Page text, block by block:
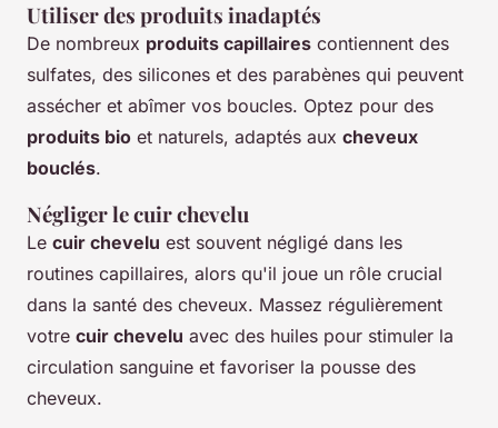
Utiliser des produits inadaptés
De nombreux produits capillaires contiennent des
sulfates, des silicones et des parabènes qui peuvent
assécher et abîmer vos boucles. Optez pour des
produits bio et naturels, adaptés aux cheveux
bouclés.
Négliger le cuir chevelu
Le cuir chevelu est souvent négligé dans les
routines capillaires, alors qu'il joue un rôle crucial
dans la santé des cheveux. Massez régulièrement
votre cuir chevelu avec des huiles pour stimuler la
circulation sanguine et favoriser la pousse des
cheveux.